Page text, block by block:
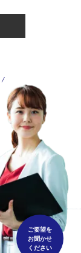
ご要望を
お聞かせ
ください